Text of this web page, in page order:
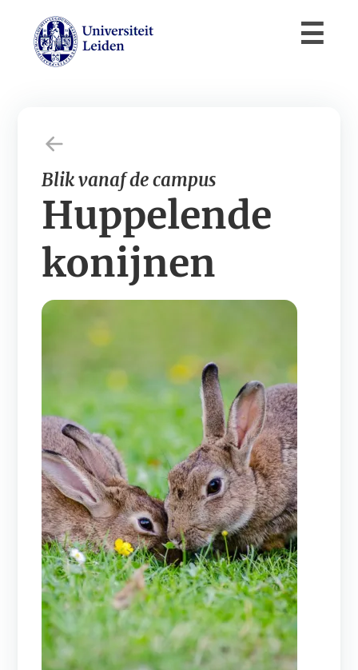
Blik vanaf de campus
Huppelende
konijnen